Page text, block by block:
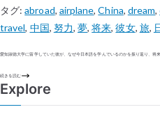
タグ:abroad, airplane,China, dream,
travel, 中国, 努力, 夢,将来,彼女, 旅,
愛知淑徳大学に留学していた彼が、なぜ今日本語を学んでいるのかを振り返り、将
続きを読む
Explore